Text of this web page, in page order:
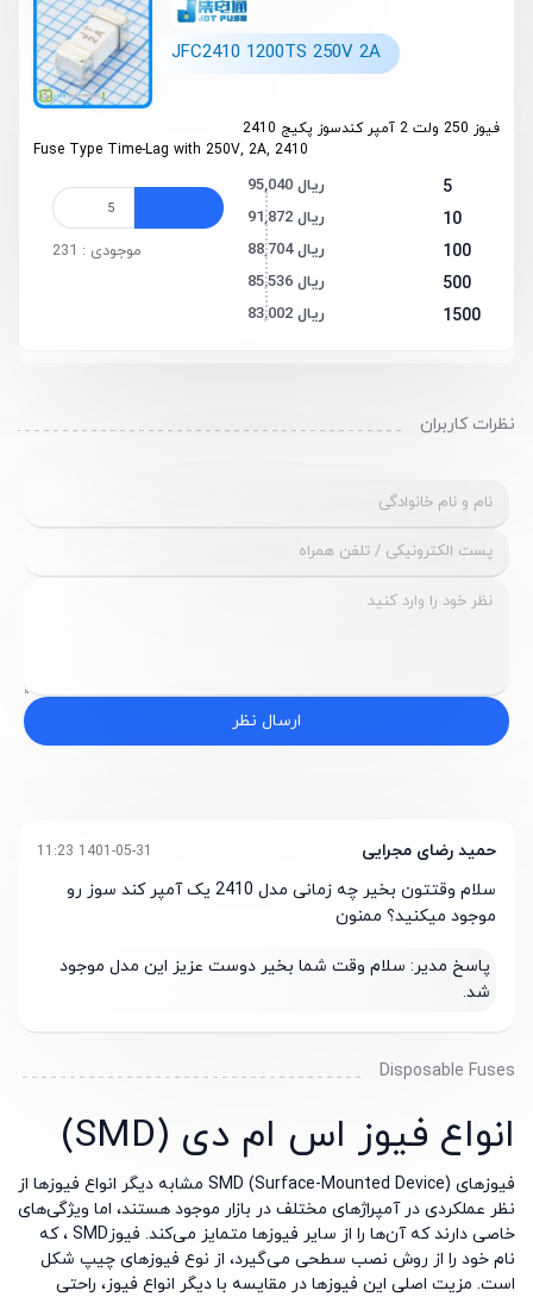
JFC2410 1200TS 250V 2A
فیوز 250 ولت 2 آمپر کندسوز پکیج 2410
Fuse Type Time-Lag with 250V, 2A, 2410
5 95,040 ریال
10 91,872 ریال
100 88,704 ریال
500 85,536 ریال
1500 83,002 ریال
موجودی : 231
نظرات کاربران
ارسال نظر
حمید رضای مجرایی 1401-05-31 11:23
سلام وقتتون بخیر چه زمانی مدل 2410 یک آمپر کند سوز رو
موجود میکنید؟ ممنون
پاسخ مدیر: سلام وقت شما بخیر دوست عزیز این مدل موجود
شد.
Disposable Fuses
انواع فیوز اس ام دی (SMD)
فیوزهای SMD (Surface-Mounted Device) مشابه دیگر انواع فیوزها از
نظر عملکردی در آمپراژهای مختلف در بازار موجود هستند، اما ویژگی‌های
خاصی دارند که آن‌ها را از سایر فیوزها متمایز می‌کند. فیوزSMD ، که
نام خود را از روش نصب سطحی می‌گیرد، از نوع فیوزهای چیپ شکل
است. مزیت اصلی این فیوزها در مقایسه با دیگر انواع فیوز، راحتی